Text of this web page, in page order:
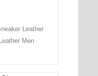
Leather
Men